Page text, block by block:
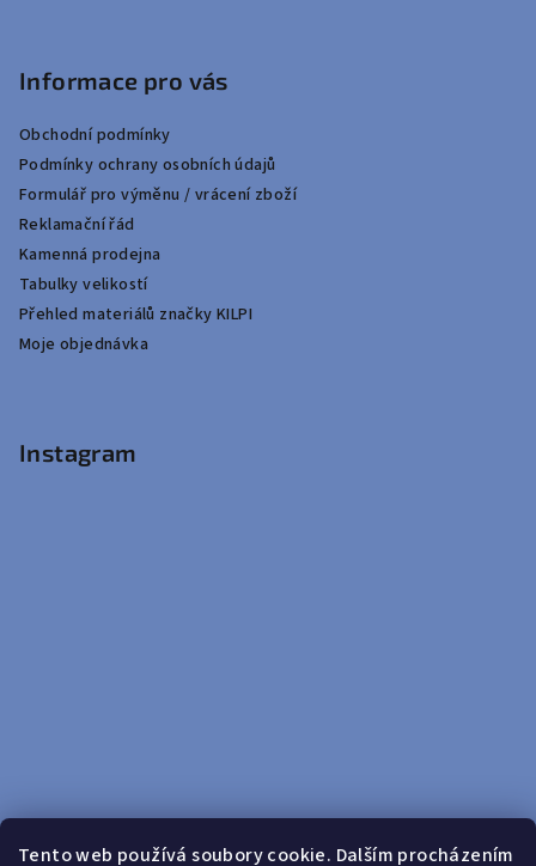
Tento web používá soubory cookie. Dalším procházením
Informace pro vás
Obchodní podmínky
Podmínky ochrany osobních údajů
Formulář pro výměnu / vrácení zboží
Reklamační řád
Kamenná prodejna
Tabulky velikostí
Přehled materiálů značky KILPI
Moje objednávka
Instagram